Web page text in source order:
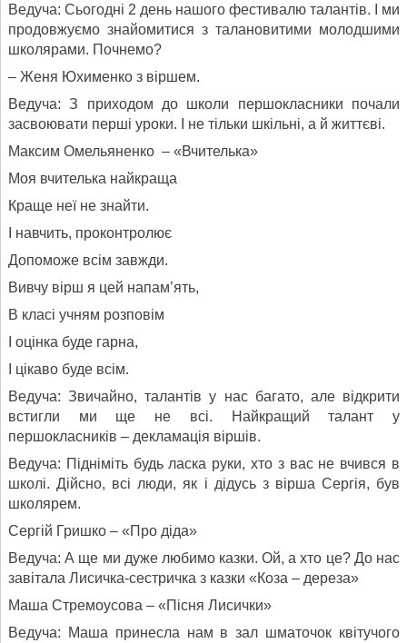
Ведуча: Сьогодні 2 день нашого фестивалю талантів. І ми
продовжуємо знайомитися з талановитими молодшими
школярами. Почнемо?
– Женя Юхименко з віршем.
Ведуча: З приходом до школи першокласники почали
засвоювати перші уроки. І не тільки шкільні, а й життєві.
Максим Омельяненко – «Вчителька»
Моя вчителька найкраща
Краще неї не знайти.
І навчить, проконтролює
Допоможе всім завжди.
Вивчу вірш я цей напам’ять,
В класі учням розповім
І оцінка буде гарна,
І цікаво буде всім.
Ведуча: Звичайно, талантів у нас багато, але відкрити
встигли ми ще не всі. Найкращий талант у
першокласників – декламація віршів.
Ведуча: Підніміть будь ласка руки, хто з вас не вчився в
школі. Дійсно, всі люди, як і дідусь з вірша Сергія, був
школярем.
Сергій Гришко – «Про діда»
Ведуча: А ще ми дуже любимо казки. Ой, а хто це? До нас
завітала Лисичка-сестричка з казки «Коза – дереза»
Маша Стремоусова – «Пісня Лисички»
Ведуча: Маша принесла нам в зал шматочок квітучого